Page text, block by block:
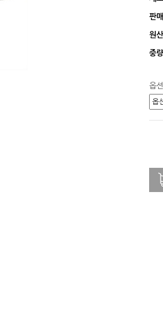
판
원
중량
옵션